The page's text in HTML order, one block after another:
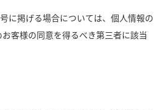
に掲げる場合については、個人情報の
客様の同意を得るべき第三者に該当